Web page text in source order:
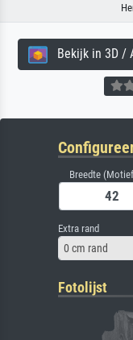
Bekijk in 3D /
Breedte
Extra rand
0 cm rand
Fotolijst